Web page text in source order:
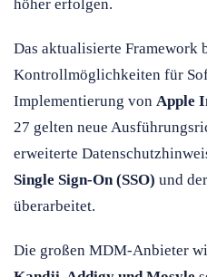
höher erfolgen.
Das aktualisierte Framework
Kontrollmöglichkeiten für
Implementierung von Apple
27 gelten neue
erweiterte
Single Sign-On (SSO) und
überarbeitet.
Die großen MDM-Anbieter